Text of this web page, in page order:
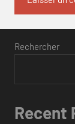
Rechercher
Recent